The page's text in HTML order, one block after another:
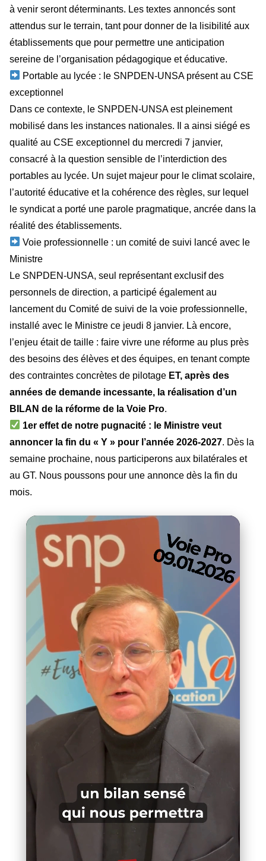
à venir seront déterminants. Les textes annoncés sont
attendus sur le terrain, tant pour donner de la lisibilité aux
établissements que pour permettre une anticipation
sereine de l’organisation pédagogique et éducative.
Portable au lycée : le SNPDEN-UNSA présent au CSE
exceptionnel
Dans ce contexte, le SNPDEN-UNSA est pleinement
mobilisé dans les instances nationales. Il a ainsi siégé es
qualité au CSE exceptionnel du mercredi 7 janvier,
consacré à la question sensible de l’interdiction des
portables au lycée. Un sujet majeur pour le climat scolaire,
l’autorité éducative et la cohérence des règles, sur lequel
le syndicat a porté une parole pragmatique, ancrée dans la
réalité des établissements.
Voie professionnelle : un comité de suivi lancé avec le
Ministre
Le SNPDEN-UNSA, seul représentant exclusif des
personnels de direction, a participé également au
lancement du Comité de suivi de la voie professionnelle,
installé avec le Ministre ce jeudi 8 janvier. Là encore,
l’enjeu était de taille : faire vivre une réforme au plus près
des besoins des élèves et des équipes, en tenant compte
des contraintes concrètes de pilotage ET, après des
années de demande incessante, la réalisation d’un
BILAN de la réforme de la Voie Pro.
1er effet de notre pugnacité : le Ministre veut
annoncer la fin du « Y » pour l’année 2026-2027. Dès la
semaine prochaine, nous participerons aux bilatérales et
au GT. Nous poussons pour une annonce dès la fin du
mois.